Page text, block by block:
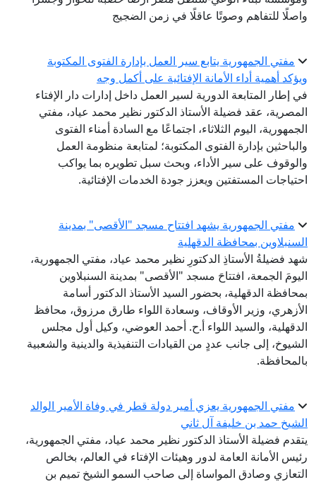
واصلًا للتفاهم وصوتًا عاقلًا في زمن الضجيج
مفتي الجمهورية يتابع سير العمل بإدارة الفتوى المكتوبة
ويؤكد أهمية أداء الأمانة الإفتائية على أكمل وجه
في إطار المتابعة الدورية لسير العمل داخل إدارات دار الإفتاء
المصرية، عقد فضيلة الأستاذ الدكتور نظير محمد عياد، مفتي
الجمهورية، اليوم الثلاثاء، اجتماعًا مع السادة أمناء الفتوى
والباحثين بإدارة الفتوى المكتوبة؛ لمتابعة منظومة العمل
والوقوف على سير الأداء، وبحث سبل تطويره بما يواكب
احتياجات المستفتين ويعزز جودة الخدمات الإفتائية.
مفتي الجمهورية يشهد افتتاح مسجد "الأقصى" بمدينة
السنبلاوين بمحافظة الدقهلية
شهد فضيلةُ الأستاذِ الدكتورِ نظير محمد عياد، مفتي الجمهورية،
اليومَ الجمعة، افتتاحَ مسجد "الأقصى" بمدينة السنبلاوين
بمحافظة الدقهلية، بحضور السيد الأستاذ الدكتور أسامة
الأزهري، وزير الأوقاف، وسعادة اللواء طارق مرزوق، محافظ
الدقهلية، والسيد اللواء أ.ح. أحمد العوضي، وكيل أول مجلس
الشيوخ، إلى جانب عددٍ من القيادات التنفيذية والدينية والشعبية
بالمحافظة.
مفتي الجمهورية يعزي أمير دولة قطر في وفاة الأمير الوالد
الشيخ حمد بن خليفة آل ثاني
يتقدم فضيلة الأستاذ الدكتور نظير محمد عياد، مفتي الجمهورية،
رئيس الأمانة العامة لدور وهيئات الإفتاء في العالم، بخالص
التعازي وصادق المواساة إلى صاحب السمو الشيخ تميم بن